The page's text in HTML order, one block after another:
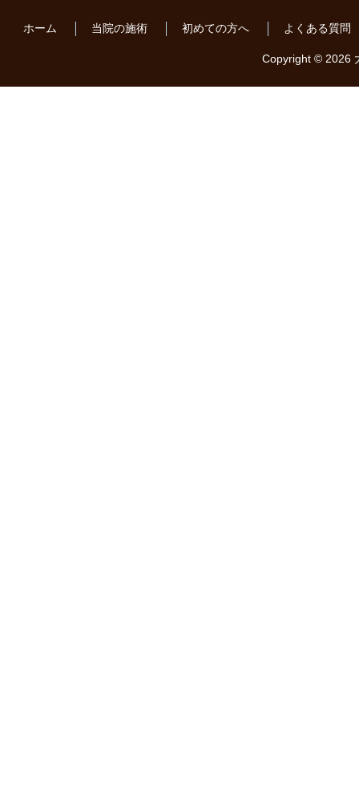
ホーム 当院の施術 初めての方へ よくある質問
Copyright © 2026